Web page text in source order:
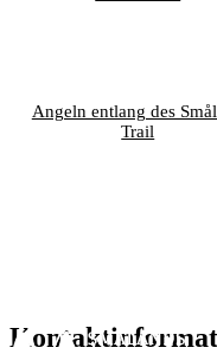
Angeln entlang des
Trail